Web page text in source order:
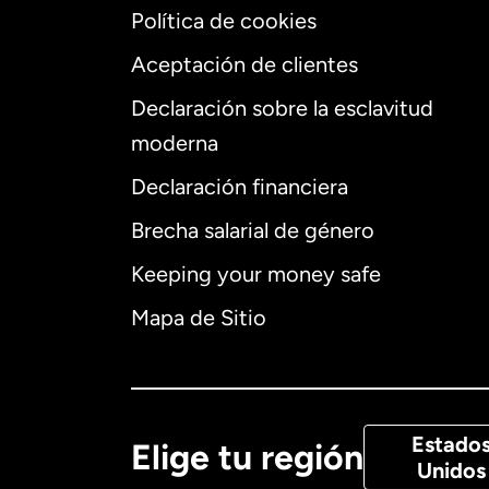
Política de cookies
Aceptación de clientes
Declaración sobre la esclavitud
moderna
Declaración financiera
Brecha salarial de género
Keeping your money safe
Mapa de Sitio
Elige tu región
Unidos
Internacional
Alemania
Canadá